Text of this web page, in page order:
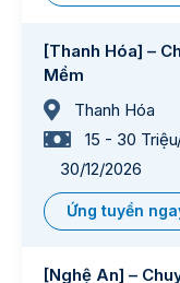
[Thanh Hóa] –
Mềm
Thanh Hóa
15 - 30
30/12/2026
Ứng tuyển
[Nghệ An] –